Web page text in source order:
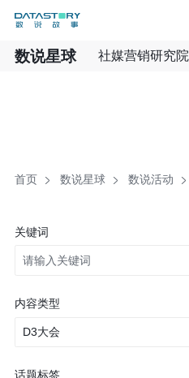
数说星球 社媒营销研究院
首页 数说星球 数说活动
关键词
内容类型
D3大会
话题标签